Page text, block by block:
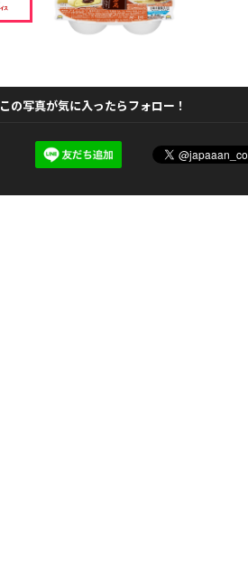
この写真が気に入ったらフォロー！